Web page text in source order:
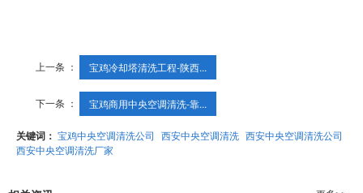
上一条 ： 宝鸡冷却塔清洗工程-陕西...
下一条 ： 宝鸡商用中央空调清洗-靠...
关键词： 宝鸡中央空调清洗公司 西安中央空调清洗 西安中央空调清洗公司
西安中央空调清洗厂家